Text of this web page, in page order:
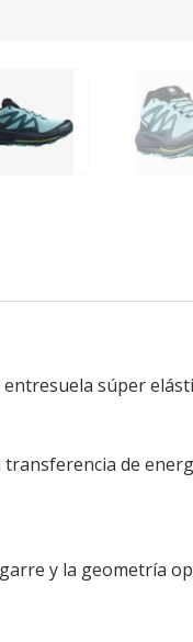
súper
de
y la geometría